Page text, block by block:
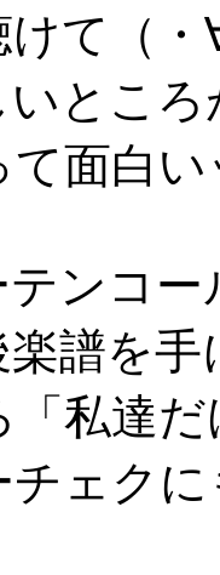
けて（
とこ
て面白
ンコ
譜を
「私達
ェク